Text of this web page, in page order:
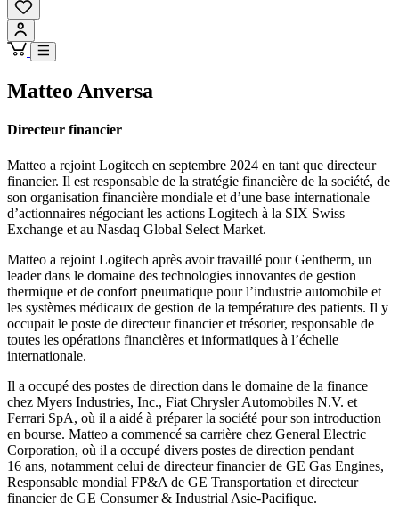
Matteo Anversa
Directeur financier
Matteo a rejoint Logitech en septembre 2024 en tant que directeur
financier. Il est responsable de la stratégie financière de la société, de
son organisation financière mondiale et d’une base internationale
d’actionnaires négociant les actions Logitech à la SIX Swiss
Exchange et au Nasdaq Global Select Market.
Matteo a rejoint Logitech après avoir travaillé pour Gentherm, un
leader dans le domaine des technologies innovantes de gestion
thermique et de confort pneumatique pour l’industrie automobile et
les systèmes médicaux de gestion de la température des patients. Il y
occupait le poste de directeur financier et trésorier, responsable de
toutes les opérations financières et informatiques à l’échelle
internationale.
Il a occupé des postes de direction dans le domaine de la finance
chez Myers Industries, Inc., Fiat Chrysler Automobiles N.V. et
Ferrari SpA, où il a aidé à préparer la société pour son introduction
en bourse. Matteo a commencé sa carrière chez General Electric
Corporation, où il a occupé divers postes de direction pendant
16 ans, notamment celui de directeur financier de GE Gas Engines,
Responsable mondial FP&A de GE Transportation et directeur
financier de GE Consumer & Industrial Asie-Pacifique.